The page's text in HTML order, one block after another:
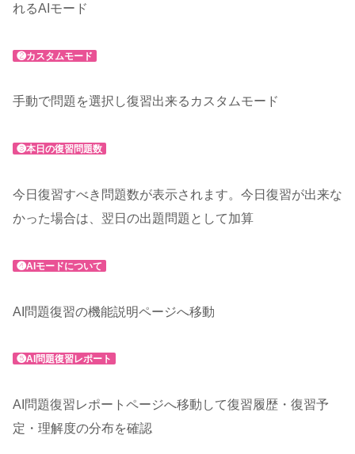
れるAIモード
❷カスタムモード
手動で問題を選択し復習出来るカスタムモード
❸本日の復習問題数
今日復習すべき問題数が表示されます。今日復習が出来な
かった場合は、翌日の出題問題として加算
❹AIモードについて
AI問題復習の機能説明ページへ移動
❺AI問題復習レポート
AI問題復習レポートページへ移動して復習履歴・復習予
定・理解度の分布を確認